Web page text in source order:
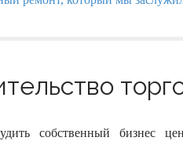
собственный бизнес